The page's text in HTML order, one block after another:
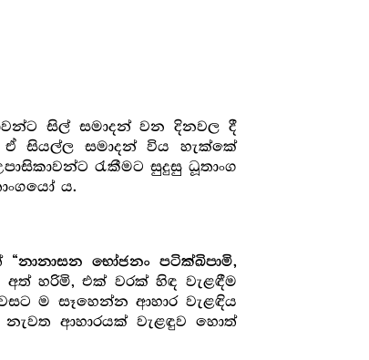
සිල් සමාදන් වන දිනවල දී
ඒ සියල්ල සමාදන් විය හැක්කේ
රැකීමට සුදුසු ධූතාංග
ය.
“නානාසන භෝජනං පටික්ඛිපාමි,
හරිමි, එක් වරක් හිඳ වැළඳීම
ම සෑහෙන්න ආහාර වැළඳිය
ආහාරයක් වැළඳුව හොත්